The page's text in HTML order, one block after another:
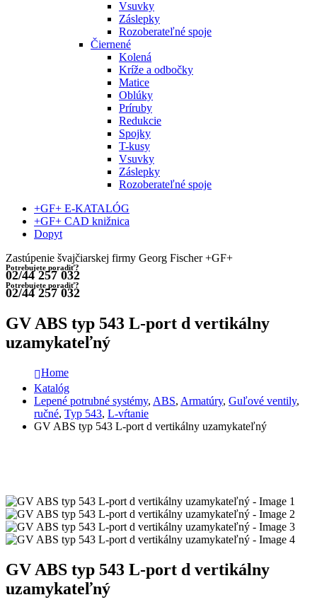
Vsuvky
Záslepky
Rozoberateľné spoje
Čiernené
Kolená
Kríže a odbočky
Matice
Oblúky
Príruby
Redukcie
Spojky
T-kusy
Vsuvky
Záslepky
Rozoberateľné spoje
+GF+ E-KATALÓG
+GF+ CAD knižnica
Dopyt
Zastúpenie švajčiarskej firmy Georg Fischer +GF+
Potrebujete poradiť?
02/44 257 032
Potrebujete poradiť?
02/44 257 032
GV ABS typ 543 L-port d vertikálny
uzamykateľný
Home
Katalóg
Lepené potrubné systémy, ABS, Armatúry, Guľové ventily,
ručné, Typ 543, L-vŕtanie
GV ABS typ 543 L-port d vertikálny uzamykateľný
GV ABS typ 543 L-port d vertikálny
uzamykateľný